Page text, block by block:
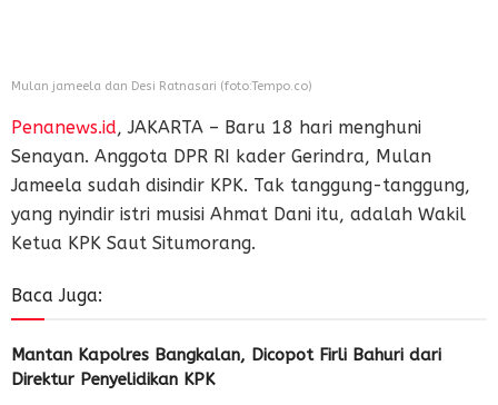
Mulan jameela dan Desi Ratnasari (foto:Tempo.co)
Penanews.id, JAKARTA – Baru 18 hari menghuni
Senayan. Anggota DPR RI kader Gerindra, Mulan
Jameela sudah disindir KPK. Tak tanggung-tanggung,
yang nyindir istri musisi Ahmat Dani itu, adalah Wakil
Ketua KPK Saut Situmorang.
Baca Juga:
Mantan Kapolres Bangkalan, Dicopot Firli Bahuri dari
Direktur Penyelidikan KPK